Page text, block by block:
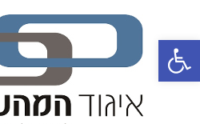
פתח סרגל נגישות